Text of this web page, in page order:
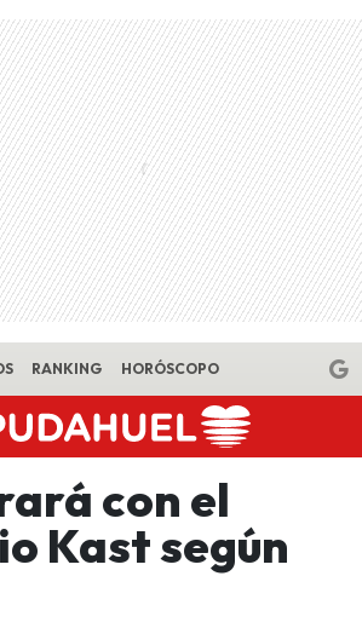
RANKING HORÓSCOPO
con el
Kast según